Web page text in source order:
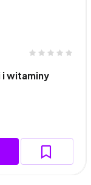
i witaminy